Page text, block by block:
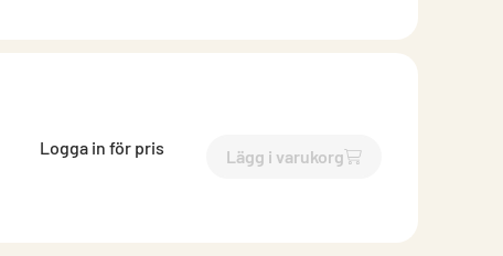
Logga in för pris Lägg i varukorg
`$Lägg till